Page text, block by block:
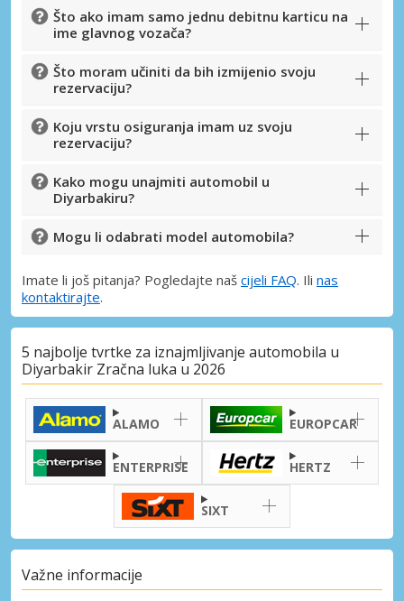
Što ako imam samo jednu debitnu karticu na
ime glavnog vozača?
Što moram učiniti da bih izmijenio svoju
rezervaciju?
Koju vrstu osiguranja imam uz svoju
rezervaciju?
Kako mogu unajmiti automobil u
Diyarbakiru?
Mogu li odabrati model automobila?
Imate li još pitanja? Pogledajte naš cijeli FAQ. Ili nas
kontaktirajte.
5 najbolje tvrtke za iznajmljivanje automobila u
Diyarbakir Zračna luka u 2026
ALAMO EUROPCAR
ENTERPRISE HERTZ
SIXT
Važne informacije